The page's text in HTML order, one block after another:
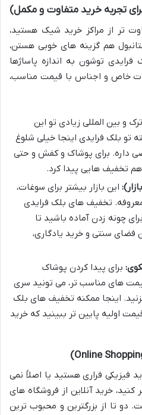
تجربه خرید متفاوت و مکمل)
تر از مراکز خرید شیک هستید،
هم گزینه های خوبی هستن،
توشون به اندازه پاساژها
خاص و اجناس با قیمت مناسب،
و بین المللی زیادی تو این
تو بلک فرایدی اینجا خیلی شلوغ
داره. برای پوشاک و کفش و حتی
هم تخفیف هایی پیدا کرد.
این بازار بیشتر برای سوغات،
تخفیف های بلک فرایدی
چونه زدن آماده باشید تا
فضای سنتی و خرید یادگاری،
برای پیدا کردن پوشاک
های مناسب تر، می تونید سری
اینجا ممکنه تخفیف های بلک
اولیه پایین تر ببینید که خرید
فیزیکی فراری هستید یا اصلاً نمی
کنید، خرید آنلاین از فروشگاه های
دو تا از بزرگترین و محبوب ترین